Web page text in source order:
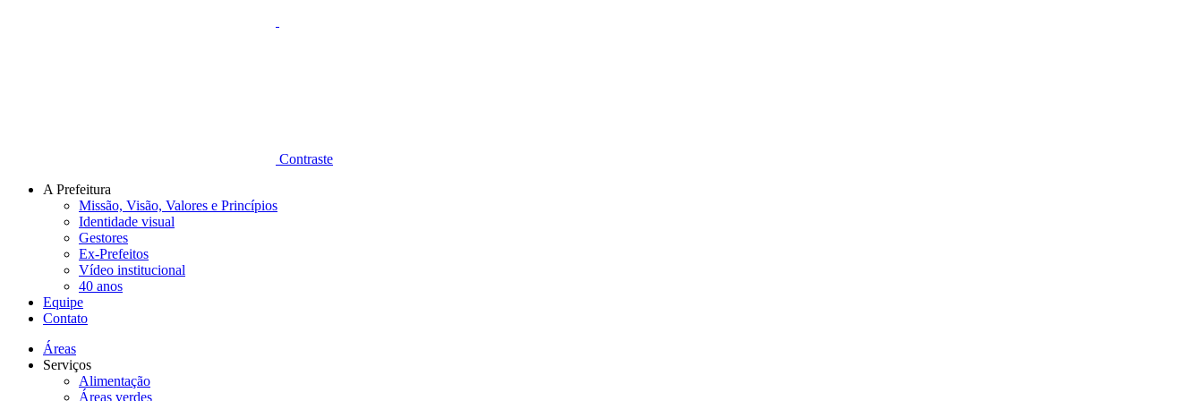
Contraste
A Prefeitura
Missão, Visão, Valores e Princípios
Identidade visual
Gestores
Ex-Prefeitos
Vídeo institucional
40 anos
Equipe
Contato
Áreas
Serviços
Alimentação
Áreas verdes